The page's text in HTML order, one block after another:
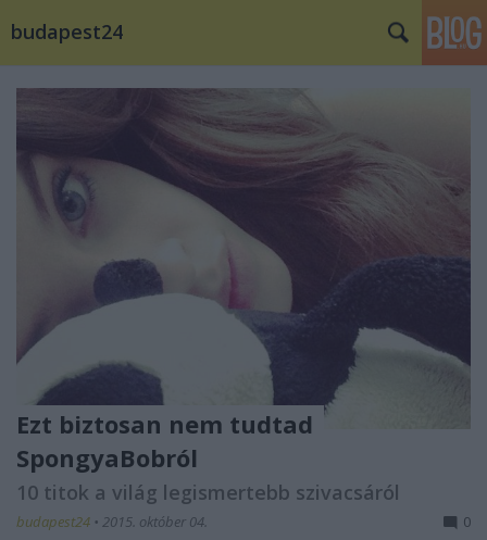
budapest24
Ezt biztosan nem tudtad
SpongyaBobról
10 titok a világ legismertebb szivacsáról
budapest24 • 2015. október 04. 0